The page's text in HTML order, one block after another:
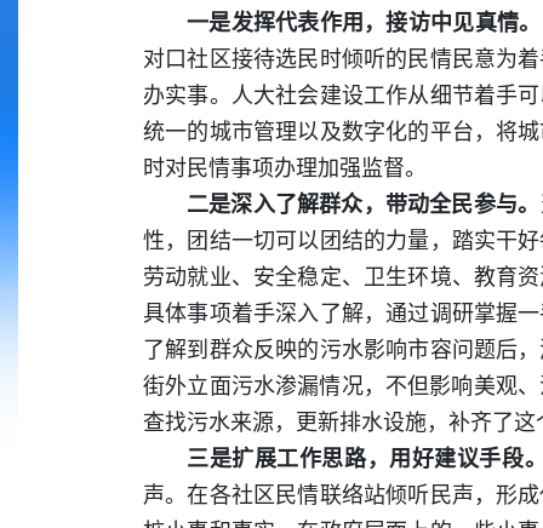
一是发挥代表作用，接访中见真情。
对口社区接待选民时倾听的民情民意为
办实事。人大社会建设工作从细节着手
统一的城市管理以及数字化的平台，将
时对民情事项办理加强监督。
二是深入了解群众，带动全民参与。
性，团结一切可以团结的力量，踏实干
劳动就业、安全稳定、卫生环境、教育
具体事项着手深入了解，通过调研掌握
了解到群众反映的污水影响市容问题后
街外立面污水渗漏情况，不但影响美观
查找污水来源，更新排水设施，补齐了
三是扩展工作思路，用好建议手段
声。在各社区民情联络站倾听民声，形